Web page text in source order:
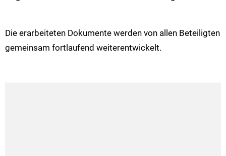
Die erarbeiteten Dokumente werden von allen Beteiligten
gemeinsam fortlaufend weiterentwickelt.